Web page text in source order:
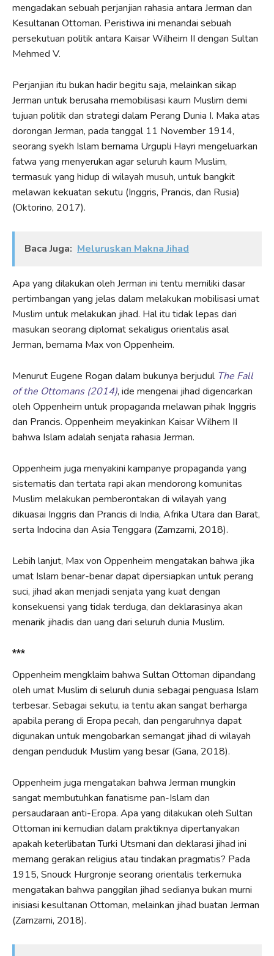
mengadakan sebuah perjanjian rahasia antara Jerman dan
Kesultanan Ottoman. Peristiwa ini menandai sebuah
persekutuan politik antara Kaisar Wilheim II dengan Sultan
Mehmed V.
Perjanjian itu bukan hadir begitu saja, melainkan sikap
Jerman untuk berusaha memobilisasi kaum Muslim demi
tujuan politik dan strategi dalam Perang Dunia I. Maka atas
dorongan Jerman, pada tanggal 11 November 1914,
seorang syekh Islam bernama Urgupli Hayri mengeluarkan
fatwa yang menyerukan agar seluruh kaum Muslim,
termasuk yang hidup di wilayah musuh, untuk bangkit
melawan kekuatan sekutu (Inggris, Prancis, dan Rusia)
(Oktorino, 2017).
Baca Juga: Meluruskan Makna Jihad
Apa yang dilakukan oleh Jerman ini tentu memiliki dasar
pertimbangan yang jelas dalam melakukan mobilisasi umat
Muslim untuk melakukan jihad. Hal itu tidak lepas dari
masukan seorang diplomat sekaligus orientalis asal
Jerman, bernama Max von Oppenheim.
Menurut Eugene Rogan dalam bukunya berjudul The Fall
of the Ottomans (2014), ide mengenai jihad digencarkan
oleh Oppenheim untuk propaganda melawan pihak Inggris
dan Prancis. Oppenheim meyakinkan Kaisar Wilhem II
bahwa Islam adalah senjata rahasia Jerman.
Oppenheim juga menyakini kampanye propaganda yang
sistematis dan tertata rapi akan mendorong komunitas
Muslim melakukan pemberontakan di wilayah yang
dikuasai Inggris dan Prancis di India, Afrika Utara dan Barat,
serta Indocina dan Asia Tenggara (Zamzami, 2018).
Lebih lanjut, Max von Oppenheim mengatakan bahwa jika
umat Islam benar-benar dapat dipersiapkan untuk perang
suci, jihad akan menjadi senjata yang kuat dengan
konsekuensi yang tidak terduga, dan deklarasinya akan
menarik jihadis dan uang dari seluruh dunia Muslim.
***
Oppenheim mengklaim bahwa Sultan Ottoman dipandang
oleh umat Muslim di seluruh dunia sebagai penguasa Islam
terbesar. Sebagai sekutu, ia tentu akan sangat berharga
apabila perang di Eropa pecah, dan pengaruhnya dapat
digunakan untuk mengobarkan semangat jihad di wilayah
dengan penduduk Muslim yang besar (Gana, 2018).
Oppenheim juga mengatakan bahwa Jerman mungkin
sangat membutuhkan fanatisme pan-Islam dan
persaudaraan anti-Eropa. Apa yang dilakukan oleh Sultan
Ottoman ini kemudian dalam praktiknya dipertanyakan
apakah keterlibatan Turki Utsmani dan deklarasi jihad ini
memang gerakan religius atau tindakan pragmatis? Pada
1915, Snouck Hurgronje seorang orientalis terkemuka
mengatakan bahwa panggilan jihad sedianya bukan murni
inisiasi kesultanan Ottoman, melainkan jihad buatan Jerman
(Zamzami, 2018).